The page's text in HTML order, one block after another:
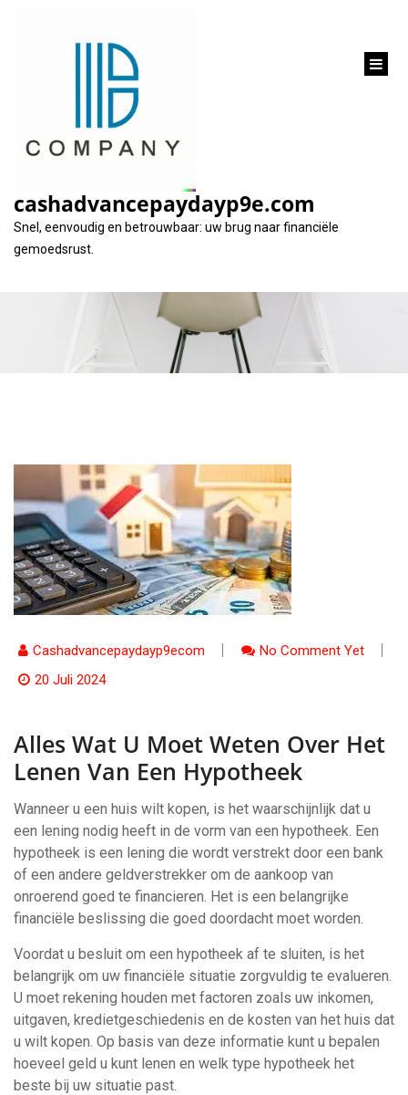
cashadvancepaydayp9e.com
Snel, eenvoudig en betrouwbaar: uw brug naar financiële
gemoedsrust.
Alles wat u moet
weten over het lenen
van een hypotheek
Cashadvancepaydayp9ecom
No Comment Yet
20 Juli 2024
Alles Wat U Moet Weten Over Het
Lenen Van Een Hypotheek
Wanneer u een huis wilt kopen, is het waarschijnlijk dat u
een lening nodig heeft in de vorm van een hypotheek. Een
hypotheek is een lening die wordt verstrekt door een bank
of een andere geldverstrekker om de aankoop van
onroerend goed te financieren. Het is een belangrijke
financiële beslissing die goed doordacht moet worden.
Voordat u besluit om een hypotheek af te sluiten, is het
belangrijk om uw financiële situatie zorgvuldig te evalueren.
U moet rekening houden met factoren zoals uw inkomen,
uitgaven, kredietgeschiedenis en de kosten van het huis dat
u wilt kopen. Op basis van deze informatie kunt u bepalen
hoeveel geld u kunt lenen en welk type hypotheek het
beste bij uw situatie past.